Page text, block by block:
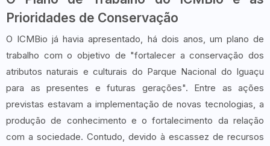
Prioridades de Conservação
O ICMBio já havia apresentado, há dois anos, um plano de
trabalho com o objetivo de "fortalecer a conservação dos
atributos naturais e culturais do Parque Nacional do Iguaçu
para as presentes e futuras gerações". Entre as ações
previstas estavam a implementação de novas tecnologias, a
produção de conhecimento e o fortalecimento da relação
com a sociedade. Contudo, devido à escassez de recursos